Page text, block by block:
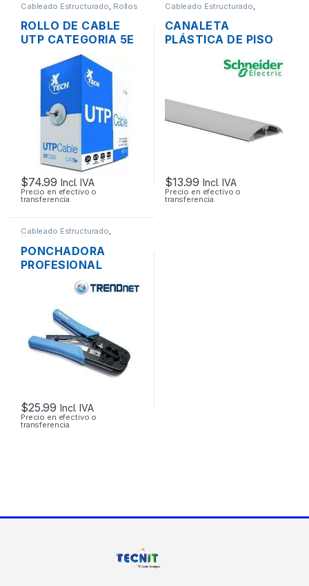
Cableado Estructurado Rollos
ROLLO DE CABLE
UTP CATEGORIA 5E
XTECH XTC-220 305
MTS.
$74.99 Incl. IVA
Precio en efectivo o
transferencia
Cableado Estructurado
Canaletas para Cableado y
Accesorios
CANALETA
PLÁSTICA DE PISO
CON DIVISION PVC
60 X 13 MM GRIS
$13.99 Incl. IVA
Precio en efectivo o
transferencia
Cableado Estructurado,
Herramientas
PONCHADORA
PROFESIONAL
TRENDNET 3 EN 1
CORTA Y PELA RJ45
RJ12 RJ11
$25.99 Incl. IVA
Precio en efectivo o
transferencia